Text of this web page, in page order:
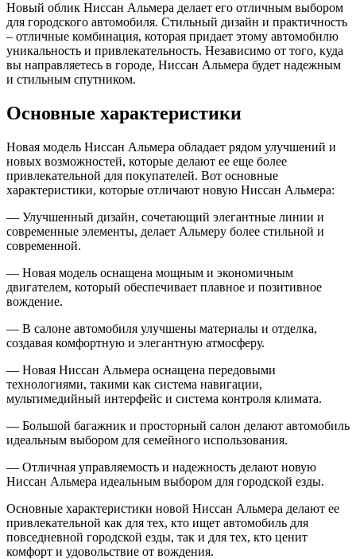
Новый облик Ниссан Альмера делает его отличным выбором
для городского автомобиля. Стильный дизайн и практичность
– отличные комбинация, которая придает этому автомобилю
уникальность и привлекательность. Независимо от того, куда
вы направляетесь в городе, Ниссан Альмера будет надежным
и стильным спутником.
Основные характеристики
Новая модель Ниссан Альмера обладает рядом улучшений и
новых возможностей, которые делают ее еще более
привлекательной для покупателей. Вот основные
характеристики, которые отличают новую Ниссан Альмера:
— Улучшенный дизайн, сочетающий элегантные линии и
современные элементы, делает Альмеру более стильной и
современной.
— Новая модель оснащена мощным и экономичным
двигателем, который обеспечивает плавное и позитивное
вождение.
— В салоне автомобиля улучшены материалы и отделка,
создавая комфортную и элегантную атмосферу.
— Новая Ниссан Альмера оснащена передовыми
технологиями, такими как система навигации,
мультимедийный интерфейс и система контроля климата.
— Большой багажник и просторный салон делают автомобиль
идеальным выбором для семейного использования.
— Отличная управляемость и надежность делают новую
Ниссан Альмера идеальным выбором для городской езды.
Основные характеристики новой Ниссан Альмера делают ее
привлекательной как для тех, кто ищет автомобиль для
повседневной городской езды, так и для тех, кто ценит
комфорт и удовольствие от вождения.